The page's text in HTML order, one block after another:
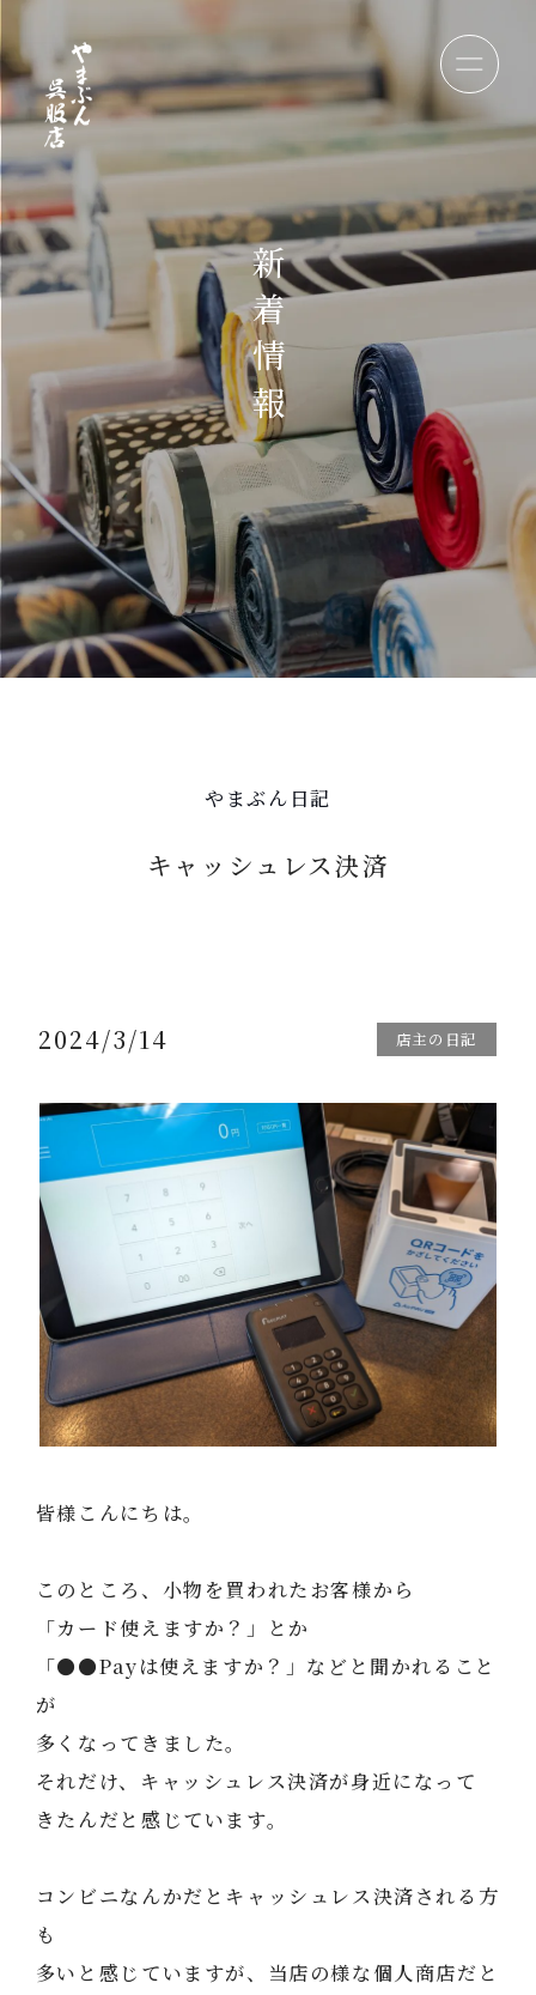
新
着
情
報
やまぶん日記
キャッシュレス決済
店主の日記
2024/3/14
皆様こんにちは。
このところ、小物を買われたお客様から
「カード使えますか？」とか
「●●Payは使えますか？」などと聞かれること
が
多くなってきました。
それだけ、キャッシュレス決済が身近になって
きたんだと感じています。
コンビニなんかだとキャッシュレス決済される方
も
多いと感じていますが、当店の様な個人商店だと